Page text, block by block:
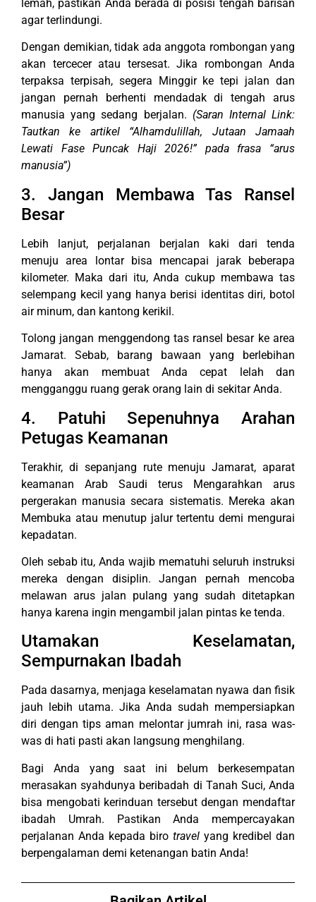
lemah, pastikan Anda berada di posisi tengah barisan
agar terlindungi.
Dengan demikian, tidak ada anggota rombongan yang
akan tercecer atau tersesat. Jika rombongan Anda
terpaksa terpisah, segera Minggir ke tepi jalan dan
jangan pernah berhenti mendadak di tengah arus
manusia yang sedang berjalan. (Saran Internal Link:
Tautkan ke artikel “Alhamdulillah, Jutaan Jamaah
Lewati Fase Puncak Haji 2026!” pada frasa “arus
manusia”)
3. Jangan Membawa Tas Ransel
Besar
Lebih lanjut, perjalanan berjalan kaki dari tenda
menuju area lontar bisa mencapai jarak beberapa
kilometer. Maka dari itu, Anda cukup membawa tas
selempang kecil yang hanya berisi identitas diri, botol
air minum, dan kantong kerikil.
Tolong jangan menggendong tas ransel besar ke area
Jamarat. Sebab, barang bawaan yang berlebihan
hanya akan membuat Anda cepat lelah dan
mengganggu ruang gerak orang lain di sekitar Anda.
4. Patuhi Sepenuhnya Arahan
Petugas Keamanan
Terakhir, di sepanjang rute menuju Jamarat, aparat
keamanan Arab Saudi terus Mengarahkan arus
pergerakan manusia secara sistematis. Mereka akan
Membuka atau menutup jalur tertentu demi mengurai
kepadatan.
Oleh sebab itu, Anda wajib mematuhi seluruh instruksi
mereka dengan disiplin. Jangan pernah mencoba
melawan arus jalan pulang yang sudah ditetapkan
hanya karena ingin mengambil jalan pintas ke tenda.
Utamakan Keselamatan,
Sempurnakan Ibadah
Pada dasarnya, menjaga keselamatan nyawa dan fisik
jauh lebih utama. Jika Anda sudah mempersiapkan
diri dengan tips aman melontar jumrah ini, rasa was-
was di hati pasti akan langsung menghilang.
Bagi Anda yang saat ini belum berkesempatan
merasakan syahdunya beribadah di Tanah Suci, Anda
bisa mengobati kerinduan tersebut dengan mendaftar
ibadah Umrah. Pastikan Anda mempercayakan
perjalanan Anda kepada biro travel yang kredibel dan
berpengalaman demi ketenangan batin Anda!